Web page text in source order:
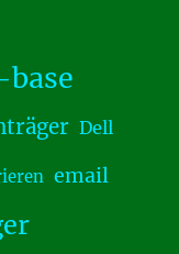
Dell
email